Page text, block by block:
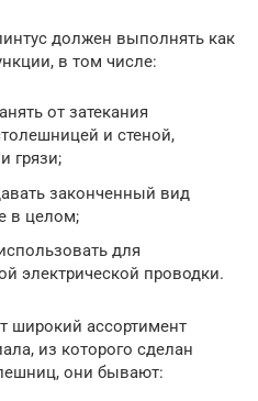
должен выполнять как
в том числе:
от затекания
и стеной,
грязи;
законченный вид
в целом;
для
электрической проводки.
широкий ассортимент
из которого сделан
они бывают: